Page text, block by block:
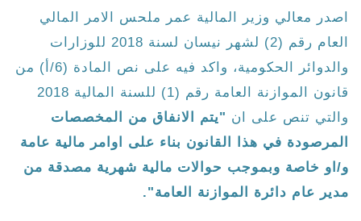
اصدر معالي وزير المالية عمر ملحس الامر المالي
العام رقم (2) لشهر نيسان لسنة 2018 للوزارات
والدوائر الحكومية، واكد فيه على نص المادة (6/أ) من
قانون الموازنة العامة رقم (1) للسنة المالية 2018
والتي تنص على ان "يتم الانفاق من المخصصات
المرصودة في هذا القانون بناء على اوامر مالية عامة
و/او خاصة وبموجب حوالات مالية شهرية مصدقة من
مدير عام دائرة الموازنة العامة".